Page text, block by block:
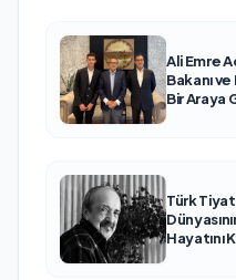
Ali Emre
Bakanı
Bir Araya
Türk
Hayatını